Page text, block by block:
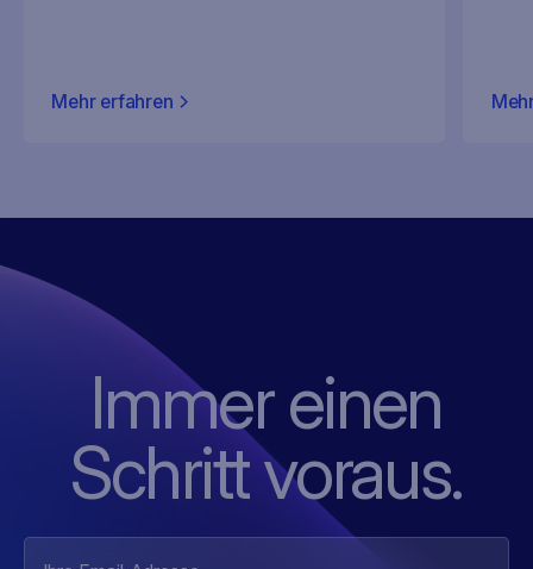
Mehr erfahren
Immer einen
Schritt voraus.